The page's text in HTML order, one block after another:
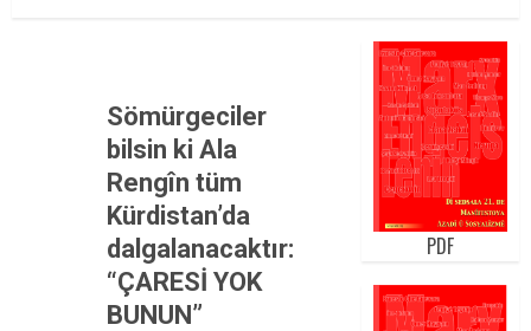
Sömürgeciler
bilsin ki Ala
Rengîn tüm
Kürdistan’da
dalgalanacaktır:
“ÇARESİ YOK
BUNUN”
PDF